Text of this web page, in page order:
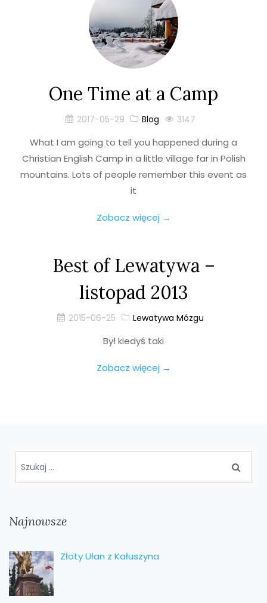
One Time at a Camp
2017-05-29 Blog 3147
What I am going to tell you happened during a
Christian English Camp in a little village far in Polish
mountains. Lots of people remember this event as
it
Zobacz więcej →
Best of Lewatywa –
listopad 2013
2015-06-25 Lewatywa Mózgu
Był kiedyś taki
Zobacz więcej →
Najnowsze
Złoty Ułan z Kałuszyna